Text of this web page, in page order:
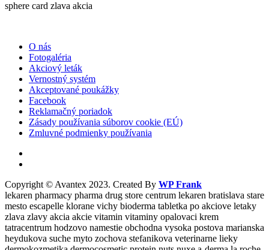
sphere card zlava akcia
O nás
Fotogaléria
Akciový leták
Vernostný systém
Akceptované poukážky
Facebook
Reklamačný poriadok
Zásady používania súborov cookie (EÚ)
Zmluvné podmienky používania
Copyright © Avantex 2023. Created By WP Frank
lekaren pharmacy pharma drug store centrum lekaren bratislava stare
mesto escapelle klorane vichy bioderma tabletka po akciove letaky
zlava zlavy akcia akcie vitamin vitaminy opalovaci krem
tatracentrum hodzovo namestie obchodna vysoka postova marianska
heydukova suche myto zochova stefanikova veterinarne lieky